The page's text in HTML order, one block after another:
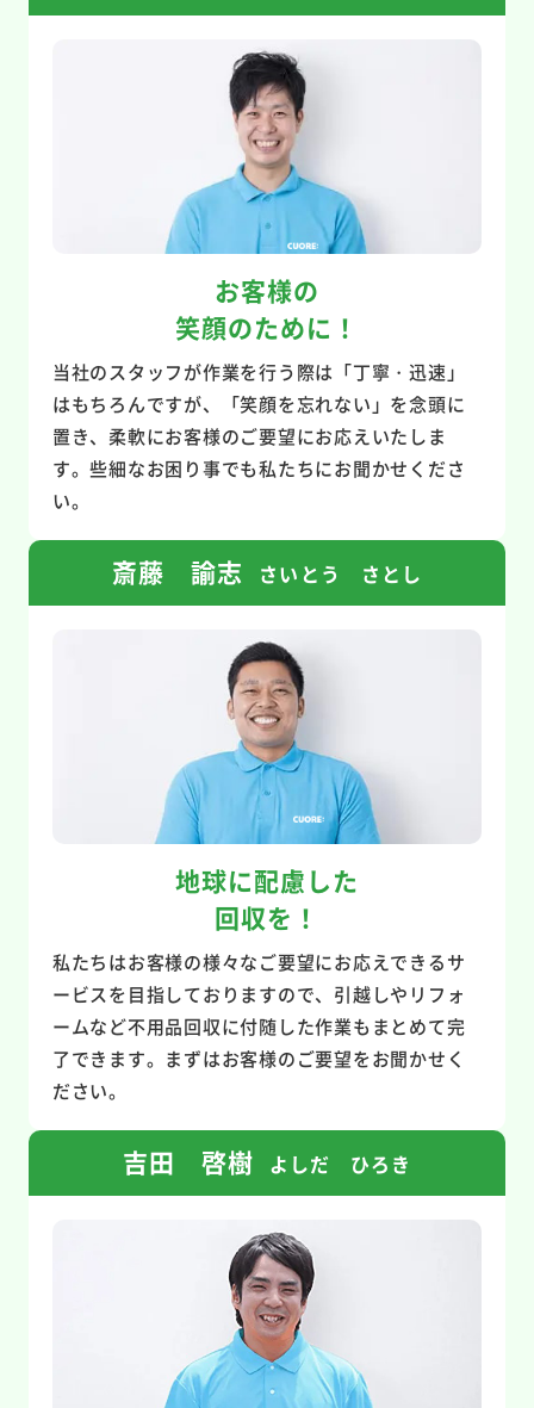
お客様の
笑顔のために！
当社のスタッフが作業を行う際は「丁寧・迅速」
はもちろんですが、「笑顔を忘れない」を念頭に
置き、柔軟にお客様のご要望にお応えいたしま
す。些細なお困り事でも私たちにお聞かせくださ
い。
斎藤 諭志 さいとう さとし
地球に配慮した
回収を！
私たちはお客様の様々なご要望にお応えできるサ
ービスを目指しておりますので、引越しやリフォ
ームなど不用品回収に付随した作業もまとめて完
了できます。まずはお客様のご要望をお聞かせく
ださい。
吉田 啓樹 よしだ ひろき